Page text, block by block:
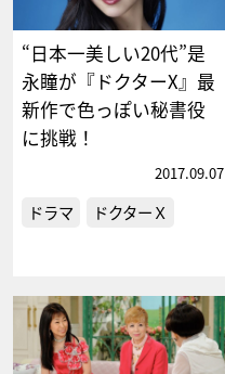
“日本一美しい20代”是
永瞳が『ドクターX』最
新作で色っぽい秘書役
に挑戦！
2017.09.07
ドラマ ドクターＸ